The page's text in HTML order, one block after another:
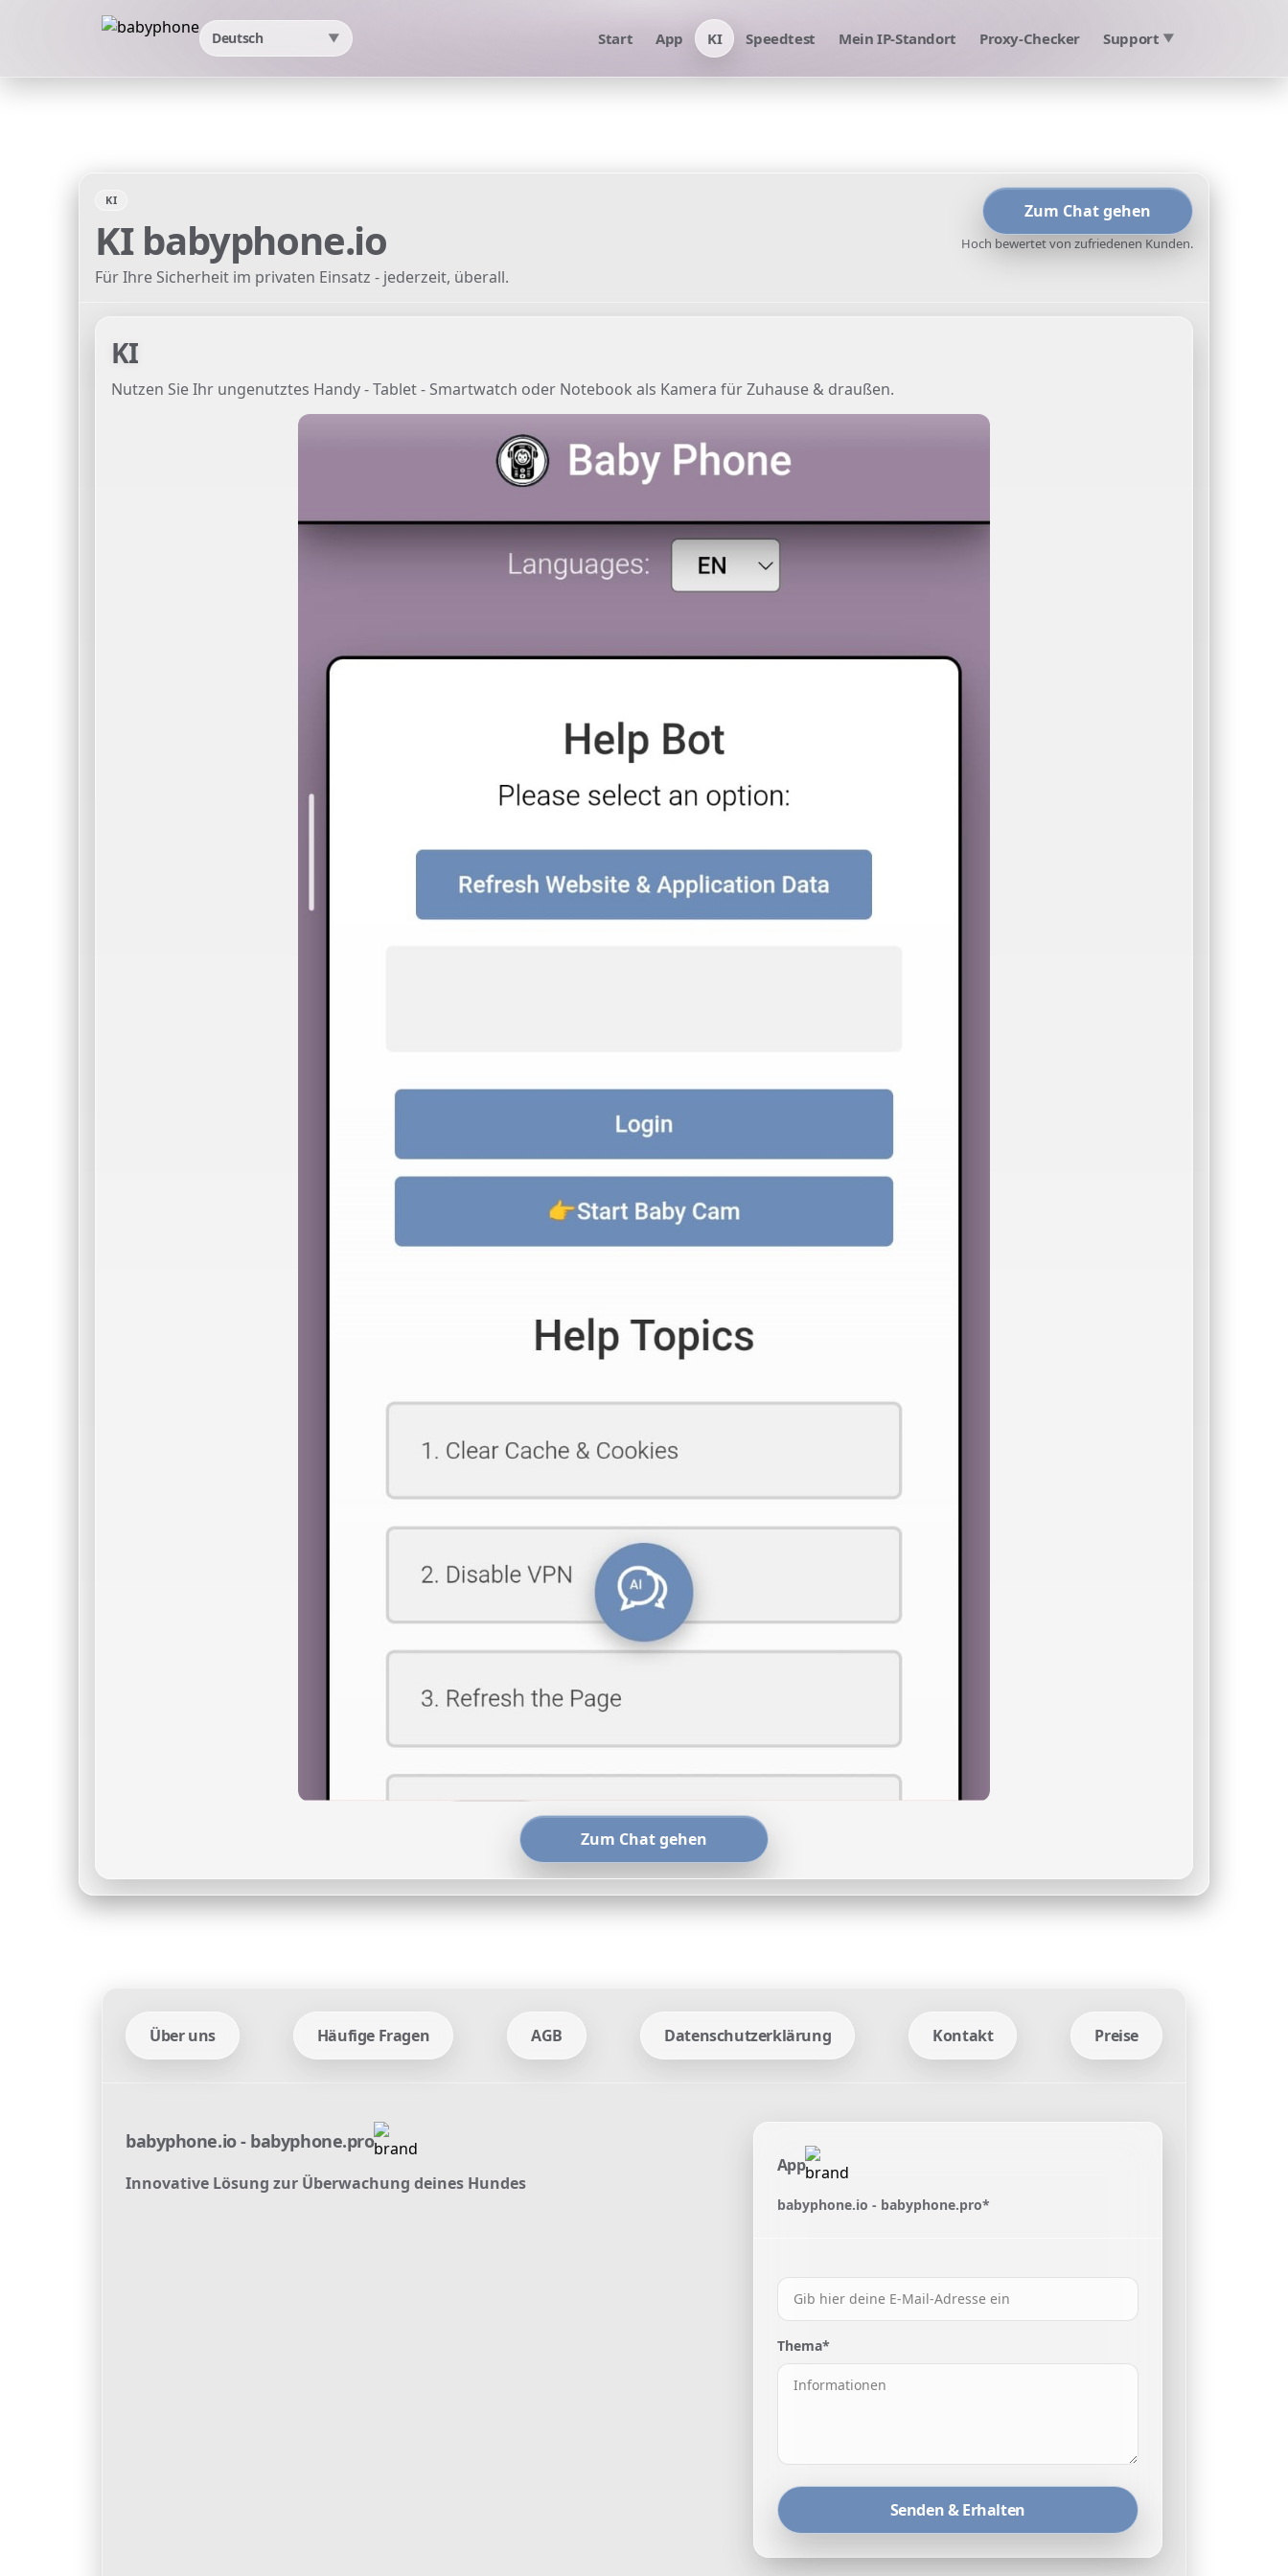
Deutsch ▼ Start App KI Speedtest Mein IP-Standort Proxy-Checker Support ▼
KI
KI babyphone.io
Für Ihre Sicherheit im privaten Einsatz - jederzeit, überall.
Zum Chat gehen
Hoch bewertet von zufriedenen Kunden.
KI
Nutzen Sie Ihr ungenutztes Handy - Tablet - Smartwatch oder Notebook als Kamera für Zuhause & draußen.
Zum Chat gehen
Über uns Häufige Fragen AGB Datenschutzerklärung Kontakt Preise
babyphone.io - babyphone.pro
Innovative Lösung zur Überwachung deines Hundes
App
babyphone.io - babyphone.pro*
Thema*
Senden & Erhalten